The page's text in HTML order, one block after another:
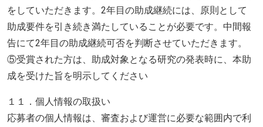
をしていただきます。2年目の助成継続には、原則として
助成要件を引き続き満たしていることが必要です。中間報
告にて2年目の助成継続可否を判断させていただきます。
⑤受賞された方は、助成対象となる研究の発表時に、本助
成を受けた旨を明示してください
１１．個人情報の取扱い
応募者の個人情報は、審査および運営に必要な範囲内で利